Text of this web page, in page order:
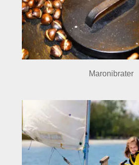
Maronibrater